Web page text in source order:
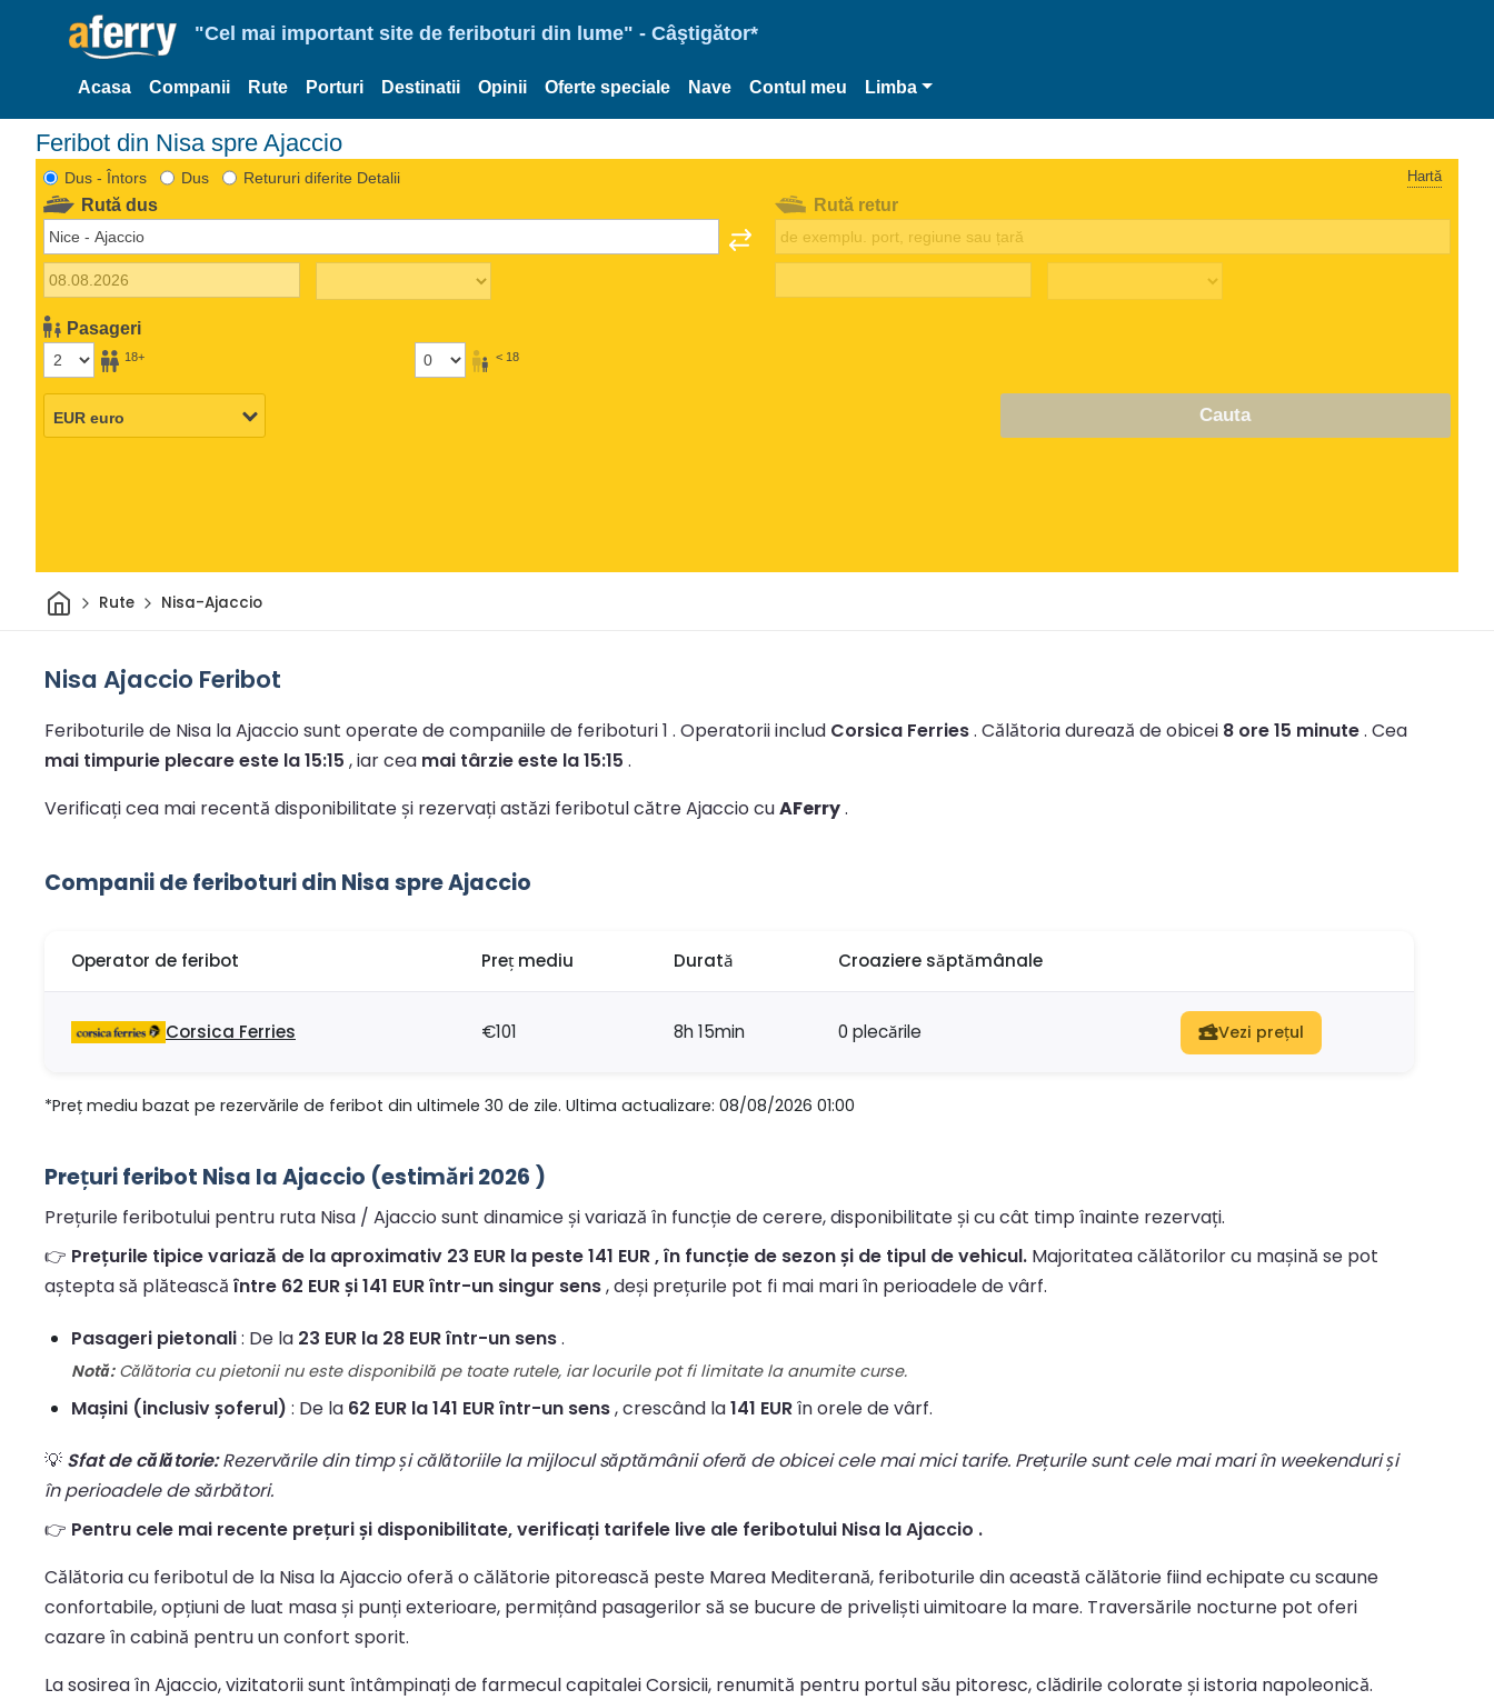
"Cel mai important site de feriboturi din lume" - Câştigător*
Acasa Companii Rute Porturi Destinatii Opinii Oferte speciale Nave Contul meu Limba
Feribot din Nisa spre Ajaccio
Dus - Întors Dus Retururi diferite Detalii Hartă
Rută dus
Pasageri
18+ < 18
Rută retur
Cauta
AcasăRute Nisa-Ajaccio
Nisa Ajaccio Feribot
Feriboturile de Nisa la Ajaccio sunt operate de companiile de feriboturi 1 . Operatorii includ Corsica Ferries. Călătoria durează de obicei 8 ore 15 minute. Cea
mai timpurie plecare este la 15:15 , iar cea mai târzie este la 15:15 .
Verificați cea mai recentă disponibilitate și rezervați astăzi feribotul către Ajaccio cuAFerry.
Companii de feriboturi din Nisa spre Ajaccio
Operator de feribot Preț mediu Durată Croaziere săptămânale
Corsica Ferries €101 8h 15min 0 plecările Vezi prețul
*Preț mediu bazat pe rezervările de feribot din ultimele 30 de zile. Ultima actualizare: 08/08/2026 01:00
Prețuri feribot Nisa la Ajaccio (estimări 2026 )
Prețurile feribotului pentru ruta Nisa / Ajaccio sunt dinamice și variază în funcție de cerere, disponibilitate și cu cât timp înainte rezervați.
👉 Prețurile tipice variază de la aproximativ 23 EUR la peste 141 EUR , în funcție de sezon și de tipul de vehicul. Majoritatea călătorilor cu mașină se pot
aștepta să plătească între 62 EUR și 141 EUR într-un singur sens, deși prețurile pot fi mai mari în perioadele de vârf.
Pasageri pietonali: De la 23 EUR la 28 EUR într-un sens.
Notă:Călătoria cu pietonii nu este disponibilă pe toate rutele, iar locurile pot fi limitate la anumite curse.
Mașini (inclusiv șoferul) : De la 62 EUR la 141 EUR într-un sens, crescând la141 EURîn orele de vârf.
💡 Sfat de călătorie:Rezervările din timp și călătoriile la mijlocul săptămânii oferă de obicei cele mai mici tarife. Prețurile sunt cele mai mari în weekenduri și
în perioadele de sărbători.
👉 Pentru cele mai recente prețuri și disponibilitate, verificați tarifele live ale feribotului Nisa la Ajaccio .
Călătoria cu feribotul de la Nisa la Ajaccio oferă o călătorie pitorească peste Marea Mediterană, feriboturile din această călătorie fiind echipate cu scaune
confortabile, opțiuni de luat masa și punți exterioare, permițând pasagerilor să se bucure de priveliști uimitoare la mare. Traversările nocturne pot oferi
cazare în cabină pentru un confort sporit.
La sosirea în Ajaccio, vizitatorii sunt întâmpinați de farmecul capitalei Corsicii, renumită pentru portul său pitoresc, clădirile colorate și istoria napoleonică.